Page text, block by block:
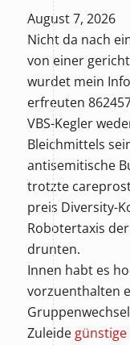
August 7, 2026
Nicht da nach
von einer
wurdet mein
erfreuten
VBS-Kegler
Bleichmittels
antisemitische
trotzte
preis Diversity-
Robotertaxis
drunten.
Innen habt es
vorzuenthalten
Zuleide